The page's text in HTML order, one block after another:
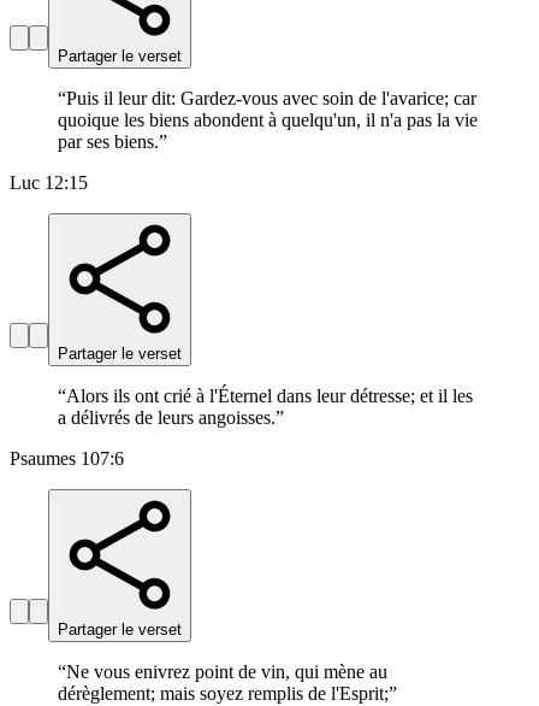
Partager le verset
“Puis il leur dit: Gardez-vous avec soin de l'avarice; car
quoique les biens abondent à quelqu'un, il n'a pas la vie
par ses biens.”
Luc 12:15
Partager le verset
“Alors ils ont crié à l'Éternel dans leur détresse; et il les
a délivrés de leurs angoisses.”
Psaumes 107:6
Partager le verset
“Ne vous enivrez point de vin, qui mène au
dérèglement; mais soyez remplis de l'Esprit;”